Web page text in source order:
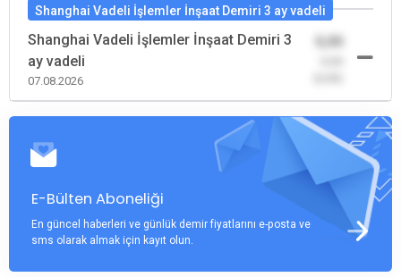
Shanghai Vadeli İşlemler İnşaat Demiri 3 ay vadeli
Shanghai Vadeli İşlemler İnşaat Demiri 3
ay vadeli
07.08.2026
0,00
E-Bülten Aboneliği
En güncel haberleri ve günlük demir fiyatlarını e-posta ve
sms olarak almak için kayıt olun.